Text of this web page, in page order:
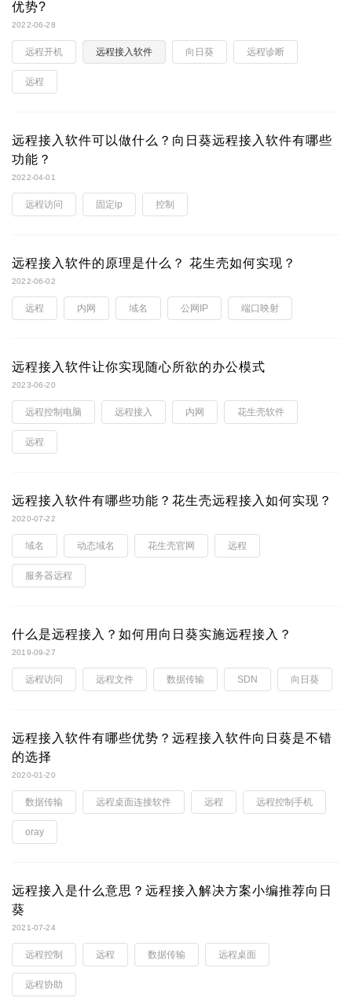
优势?
2022-06-28
远程开机 远程接入软件 向日葵 远程诊断
远程
远程接入软件可以做什么？向日葵远程接入软件有哪些
功能？
2022-04-01
远程访问 固定ip 控制
远程接入软件的原理是什么？ 花生壳如何实现？
2022-06-02
远程 内网 域名 公网IP 端口映射
远程接入软件让你实现随心所欲的办公模式
2023-06-20
远程控制电脑 远程接入 内网 花生壳软件
远程
远程接入软件有哪些功能？花生壳远程接入如何实现？
2020-07-22
域名 动态域名 花生壳官网 远程
服务器远程
什么是远程接入？如何用向日葵实施远程接入？
2019-09-27
远程访问 远程文件 数据传输 SDN 向日葵
远程接入软件有哪些优势？远程接入软件向日葵是不错
的选择
2020-01-20
数据传输 远程桌面连接软件 远程 远程控制手机
oray
远程接入是什么意思？远程接入解决方案小编推荐向日
葵
2021-07-24
远程控制 远程 数据传输 远程桌面
远程协助